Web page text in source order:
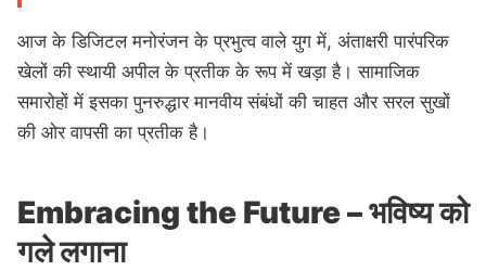
आज के डिजिटल मनोरंजन के प्रभुत्व वाले युग में, अंताक्षरी पारंपरिक
खेलों की स्थायी अपील के प्रतीक के रूप में खड़ा है। सामाजिक
समारोहों में इसका पुनरुद्धार मानवीय संबंधों की चाहत और सरल सुखों
की ओर वापसी का प्रतीक है।
Embracing the Future – भविष्य को
गले लगाना